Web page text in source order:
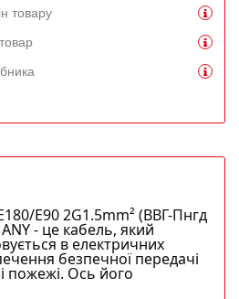
товару
E90 2G1.5mm² (ВВГ-Пнгд
- це кабель, який
в електричних
безпечної передачі
пожежі. Ось його